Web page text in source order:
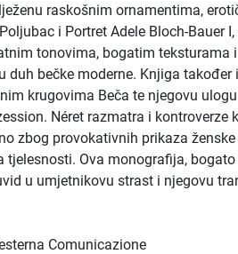
raskošnim ornamentima,
i Portret Adele Bloch-Bauer
tonovima, bogatim teksturama
duh bečke moderne. Knjiga također
krugovima Beča te njegovu
Néret razmatra i kontroverze
zbog provokativnih prikaza
tjelesnosti. Ova monografija,
u umjetnikovu strast i njegovu
Comunicazione